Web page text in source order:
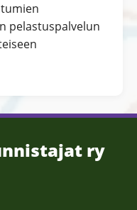
pelastuspalvelun
ry